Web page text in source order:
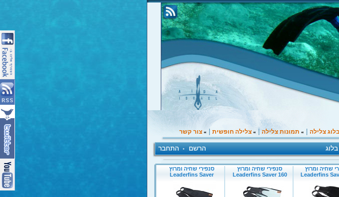
צלילה |
» תמונות צלילה |
» צלילה חופשית |
» צור קשר
בלוג הרשם • התחבר